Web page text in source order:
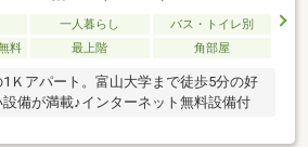
一人暮らし
バス・トイレ別
料
最上階 角部屋
Ｋアパート。富山大学まで徒歩5分の好
備が満載♪インターネット無料設備付